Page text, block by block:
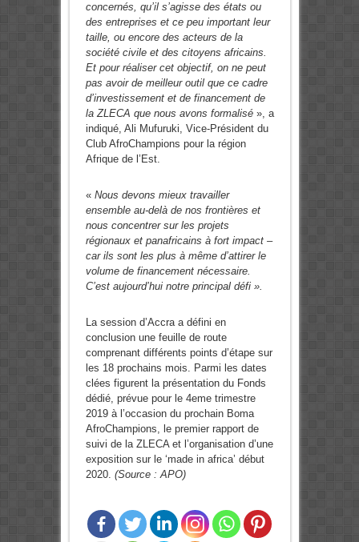
concernés, qu’il s’agisse des états ou
des entreprises et ce peu important leur
taille, ou encore des acteurs de la
société civile et des citoyens africains.
Et pour réaliser cet objectif, on ne peut
pas avoir de meilleur outil que ce cadre
d’investissement et de financement de
la ZLECA que nous avons formalisé», a
indiqué, Ali Mufuruki, Vice-Président du
Club AfroChampions pour la région
Afrique de l’Est.
« Nous devons mieux travailler
ensemble au-delà de nos frontières et
nous concentrer sur les projets
régionaux et panafricains à fort impact –
car ils sont les plus à même d’attirer le
volume de financement nécessaire.
C’est aujourd’hui notre principal défi ».
La session d’Accra a défini en
conclusion une feuille de route
comprenant différents points d’étape sur
les 18 prochains mois. Parmi les dates
clées figurent la présentation du Fonds
dédié, prévue pour le 4eme trimestre
2019 à l’occasion du prochain Boma
AfroChampions, le premier rapport de
suivi de la ZLECA et l’organisation d’une
exposition sur le ‘made in africa’ début
2020. (Source : APO)